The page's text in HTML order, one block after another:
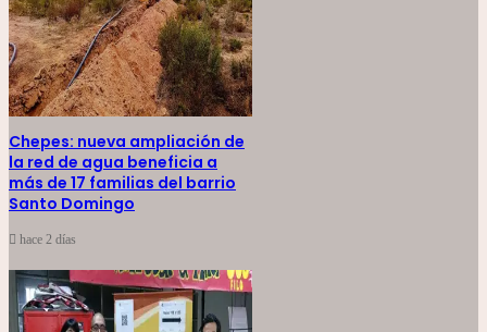
Chepes: nueva ampliación de
la red de agua beneficia a
más de 17 familias del barrio
Santo Domingo
hace 2 días